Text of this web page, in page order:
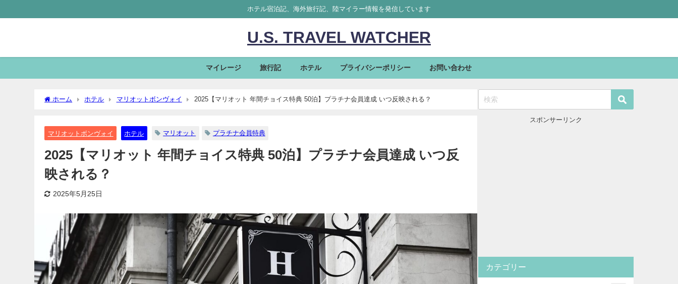
ホテル宿泊記、海外旅行記、陸マイラー情報を発信しています
U.S. TRAVEL WATCHER
マイレージ 旅行記 ホテル プライバシーポリシー お問い合わせ
ホーム ホテル マリオットボンヴォイ 2025【マリオット 年間チョイス特典 50泊】プラチナ会員達成 いつ反映される？
マリオットボンヴォイ ホテル マリオット プラチナ会員特典
2025【マリオット 年間チョイス特典 50泊】プラチナ会員達成 いつ反
映される？
2025年5月25日
スポンサーリンク
カテゴリー